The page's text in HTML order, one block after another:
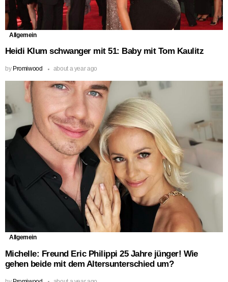
Allgemein
Heidi Klum schwanger mit 51: Baby mit Tom Kaulitz
by Promiwood about a year ago
Allgemein
Michelle: Freund Eric Philippi 25 Jahre jünger! Wie
gehen beide mit dem Altersunterschied um?